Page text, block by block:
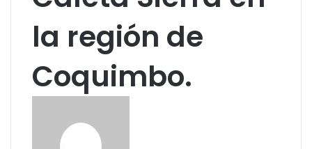
la región de
Coquimbo.